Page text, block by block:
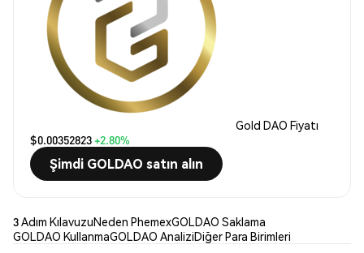
Gold DAO Fiyatı
$0.00352823+2.80%
Şimdi GOLDAO satın alın
3 Adım KılavuzuNeden PhemexGOLDAO Saklama
GOLDAO KullanmaGOLDAO AnaliziDiğer Para Birimleri